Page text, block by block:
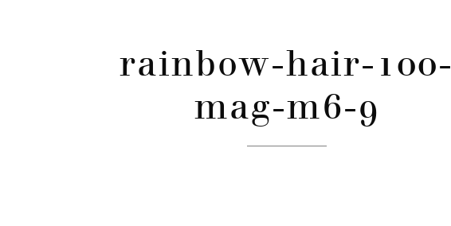
rainbow-hair-100-
mag-m6-9